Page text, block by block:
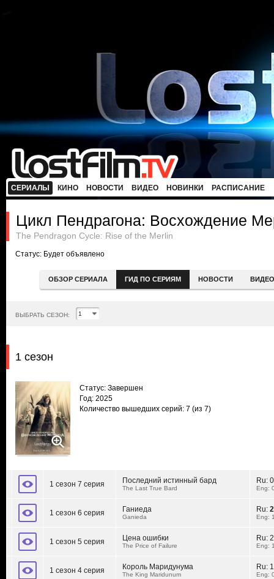
СЕРИАЛЫ КИНО НОВОСТИ ВИДЕО НОВИНКИ РАСПИСАНИЕ
Цикл Пендрагона: Восхождение
The Pendragon Cycle: Rise of the Merlin
Статус: Будет объявлено
ОБЗОР СЕРИАЛА ГИД ПО СЕРИЯМ НОВОСТИ ВИДЕО
ВЫБРАТЬ СЕЗОН:
1 сезон
Статус: Завершен
Год: 2025
Количество вышедших серий: 7 (из 7)
1 сезон 7 серия Последний истинный бард
The Last True Bard
Ru:
Eng:
1 сезон 6 серия Ганиеда
Ganieda
Ru:
Eng:
1 сезон 5 серия Цена ошибки
The Price of Failure
Ru:
Eng:
1 сезон 4 серия Король Маридунума
The King Maridunum
Ru:
Eng: